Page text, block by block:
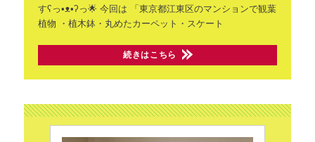
すʕ⁠っ⁠•⁠ᴥ⁠•⁠ʔ⁠っ🌟 今回は
「東京都江東区のマンションで観葉
植物 ・植木鉢・丸めたカーペット・スケート
続きはこちら